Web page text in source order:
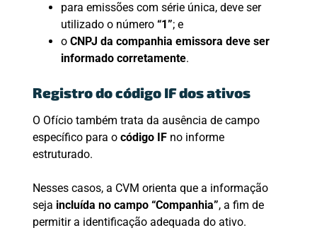
para emissões com série única, deve ser
utilizado o número “1”; e
o CNPJ da companhia emissora deve ser
informado corretamente.
Registro do código IF dos ativos
O Ofício também trata da ausência de campo
específico para o código IFno informe
estruturado.
Nesses casos, a CVM orienta que a informação
seja incluída no campo “Companhia”, a fim de
permitir a identificação adequada do ativo.